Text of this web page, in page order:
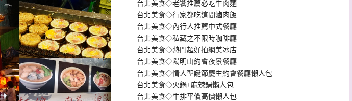
台北美食◇老饕推薦必吃牛肉麵
台北美食◇行家都吃這間滷肉飯
台北美食◇內行人推薦中式餐廳
台北美食◇私藏之不限時咖啡廳
台北美食◇熱門超好拍網美冰店
台北美食◇陽明山約會夜景餐廳
台北美食◇情人聖誕節慶生約會餐廳懶人包
台北美食◇火鍋+麻辣鍋懶人包
台北美食◇牛排平價高價懶人包